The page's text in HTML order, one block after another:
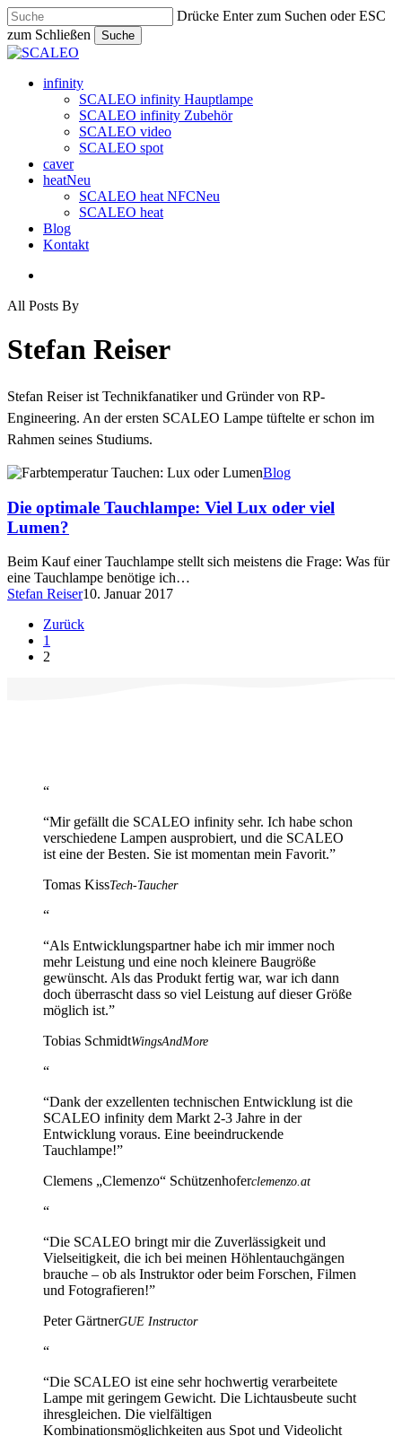
Skip
to
main
content
Drücke Enter zum Suchen oder ESC
zum Schließen
Suche
Close
search
Menu
infinity
SCALEO infinity Hauptlampe
SCALEO infinity Zubehör
SCALEO video
SCALEO spot
caver
heatNeu
SCALEO heat NFCNeu
SCALEO heat
Blog
Kontakt
All Posts By
Stefan Reiser
Stefan Reiser ist Technikfanatiker und Gründer von RP-
Engineering. An der ersten SCALEO Lampe tüftelte er schon im
Rahmen seines Studiums.
Die
Tauchlampe:
Viel
Lux
viel
Lumen?
Blog
Die optimale Tauchlampe: Viel Lux oder viel
Lumen?
Beim Kauf einer Tauchlampe stellt sich meistens die Frage: Was für
eine Tauchlampe benötige ich…
Stefan Reiser10. Januar 2017
Zurück
1
2
“
“Mir gefällt die SCALEO infinity sehr. Ich habe schon
verschiedene Lampen ausprobiert, und die SCALEO
ist eine der Besten. Sie ist momentan mein Favorit.”
Tomas KissTech-Taucher
“
“Als Entwicklungspartner habe ich mir immer noch
mehr Leistung und eine noch kleinere Baugröße
gewünscht. Als das Produkt fertig war, war ich dann
doch überrascht dass so viel Leistung auf dieser Größe
möglich ist.”
Tobias SchmidtWingsAndMore
“
“Dank der exzellenten technischen Entwicklung ist die
SCALEO infinity dem Markt 2-3 Jahre in der
Entwicklung voraus. Eine beeindruckende
Tauchlampe!”
Clemens „Clemenzo“ Schützenhoferclemenzo.at
“
“Die SCALEO bringt mir die Zuverlässigkeit und
Vielseitigkeit, die ich bei meinen Höhlentauchgängen
brauche – ob als Instruktor oder beim Forschen, Filmen
und Fotografieren!”
Peter GärtnerGUE Instructor
“
“Die SCALEO ist eine sehr hochwertig verarbeitete
Lampe mit geringem Gewicht. Die Lichtausbeute sucht
ihresgleichen. Die vielfältigen
Kombinationsmöglichkeiten aus Spot und Videolicht